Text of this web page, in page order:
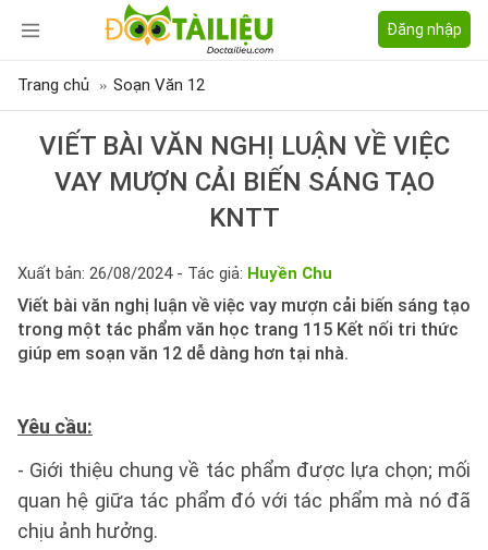
Đăng nhập
Trang chủ Soạn Văn 12
VIẾT BÀI VĂN NGHỊ LUẬN VỀ VIỆC
VAY MƯỢN CẢI BIẾN SÁNG TẠO
KNTT
Xuất bản: 26/08/2024 - Tác giả: Huyền Chu
Viết bài văn nghị luận về việc vay mượn cải biến sáng tạo
trong một tác phẩm văn học trang 115 Kết nối tri thức
giúp em soạn văn 12 dễ dàng hơn tại nhà.
Yêu cầu:
- Giới thiệu chung về tác phẩm được lựa chọn; mối
quan hệ giữa tác phẩm đó với tác phẩm mà nó đã
chịu ảnh hưởng.